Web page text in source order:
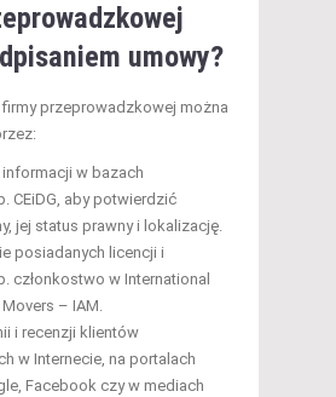
umowy?
przeprowadzkowej można
w bazach
CEiDG, aby potwierdzić
jej status prawny i lokalizację.
posiadanych licencji i
członkostwo w International
– IAM.
i recenzji klientów
w Internecie, na portalach
Facebook czy w mediach